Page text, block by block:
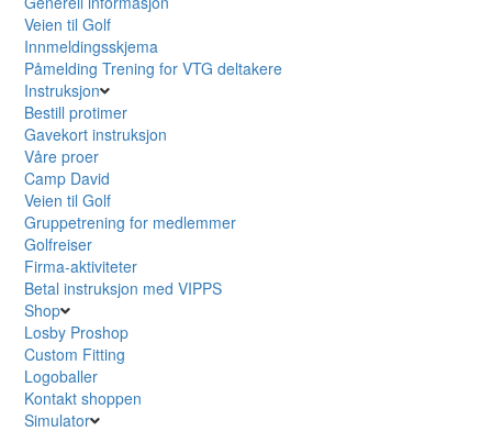
Veien til Golf
Innmeldingsskjema
Påmelding Trening for VTG deltakere
Instruksjon
Bestill protimer
Gavekort instruksjon
Våre proer
Camp David
Veien til Golf
Gruppetrening for medlemmer
Golfreiser
Firma-aktiviteter
Betal instruksjon med VIPPS
Shop
Losby Proshop
Custom Fitting
Logoballer
Kontakt shoppen
Simulator